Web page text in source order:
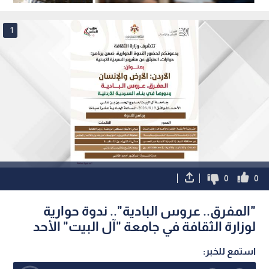
في عمان
1
0
0
"المفرق.. عروس البادية".. ندوة حوارية
لوزارة الثقافة في جامعة "آل البيت" الأحد
استمع للخبر: